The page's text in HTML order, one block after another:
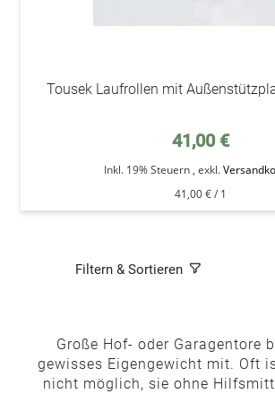
Tousek Laufrollen mit
41,00 €
Inkl. 19% Steuern , exkl.
41,00 €/ 1
Filtern & Sortieren
Große Hof- oder Garagentore
gewisses Eigengewicht mit. Oft
nicht möglich, sie ohne